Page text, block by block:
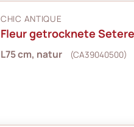
CHIC ANTIQUE
Fleur getrocknete
L75 cm, natur (CA39040500)